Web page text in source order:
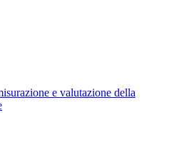
e valutazione della